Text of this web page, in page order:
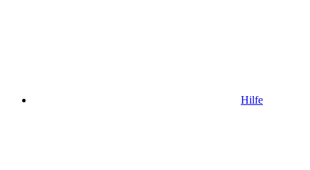
Hilfe